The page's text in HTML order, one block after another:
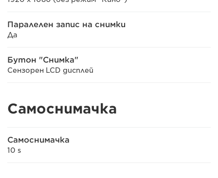
Паралелен запис на снимки
Да
Бутон "Снимка"
Сензорен LCD дисплей
Самоснимачка
Самоснимачка
10 s